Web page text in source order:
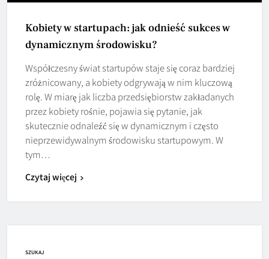
Kobiety w startupach: jak odnieść sukces w
dynamicznym środowisku?
Współczesny świat startupów staje się coraz bardziej
zróżnicowany, a kobiety odgrywają w nim kluczową
rolę. W miarę jak liczba przedsiębiorstw zakładanych
przez kobiety rośnie, pojawia się pytanie, jak
skutecznie odnaleźć się w dynamicznym i często
nieprzewidywalnym środowisku startupowym. W
tym…
Czytaj więcej
SZUKAJ